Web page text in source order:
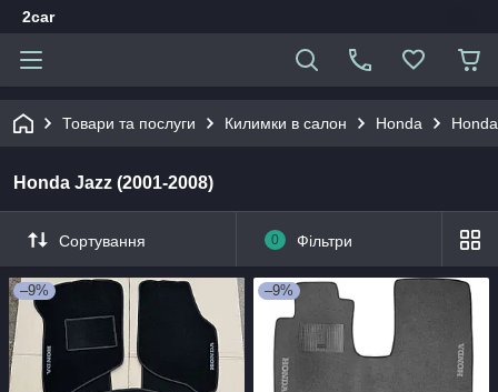
2car
Товари та послуги Килимки в салон Honda
Honda Jazz (2001-2008)
Сортування 0 Фільтри
–9% –9%